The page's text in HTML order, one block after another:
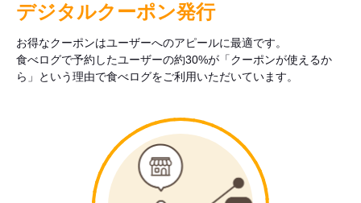
デジタルクーポン発行
お得なクーポンはユーザーへのアピールに最適です。
食べログで予約したユーザーの約30%が「クーポンが使えるか
ら」という理由で食べログをご利用いただいています。